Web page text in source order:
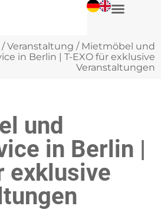
/Veranstaltung / Mietmöbel und
in Berlin | T-EXO für exklusive
Veranstaltungen
und
in Berlin |
exklusive